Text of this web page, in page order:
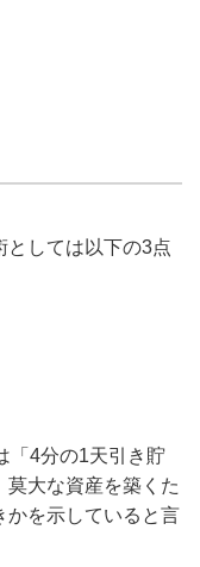
としては以下の3点
「4分の1天引き貯
大な資産を築くた
かを示していると言